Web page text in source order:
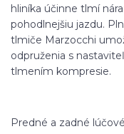
hliníka účinne tlmí
pohodlnejšiu jazdu.
tlmiče Marzocchi
odpruženia s
tlmením kompresie.
Predné a zadné